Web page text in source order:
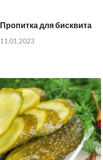
Пропитка для бисквита
11.01.2023